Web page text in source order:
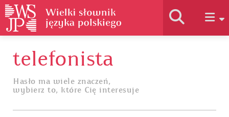
Historia słownika
Jak korzystać
telefonista
Hasło ma wiele znaczeń,
wybierz to, które Cię interesuje